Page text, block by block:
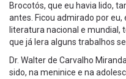
Brocotós, que eu havia lido,
antes. Ficou admirado por
literatura nacional e mundial,
que já lera alguns trabalhos
Dr. Walter de Carvalho
sido, na meninice e na